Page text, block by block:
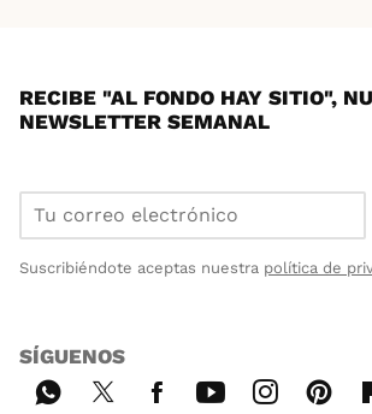
RECIBE "AL FONDO HAY SITIO",
NEWSLETTER SEMANAL
Suscribiéndote aceptas nuestra política de
SÍGUENOS